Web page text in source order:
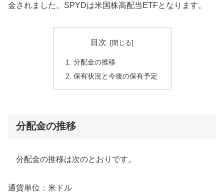
金されました。SPYDは米国株高配当ETFとなります。
目次
分配金の推移
保有状況と今後の保有予定
分配金の推移
分配金の推移は次のとおりです。
通貨単位：米ドル